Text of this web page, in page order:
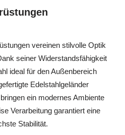
vereinen stilvolle Optik
seiner Widerstandsfähigkeit
ideal für den Außenbereich
Edelstahlgeländer
ein modernes Ambiente
Verarbeitung garantiert eine
Stabilität.